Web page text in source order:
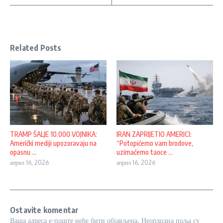
Related Posts
TRAMP ŠALJE 10.000 VOJNIKA:
Američki mediji upozoravaju na
opasnu ...
април 16, 2026
IRAN ZAPRIJETIO AMERICI:
“Potopićemo vam brodove,
uzimaćemo taoce ...
април 16, 2026
Ostavite komentar
Ваша адреса е-поште неће бити објављена. Неопходна поља су